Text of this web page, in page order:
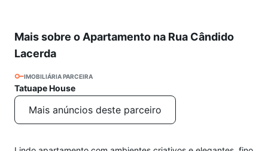
Mais sobre o Apartamento na Rua Cândido
Lacerda
IMOBILIÁRIA PARCEIRA
Tatuape House
Mais anúncios deste parceiro